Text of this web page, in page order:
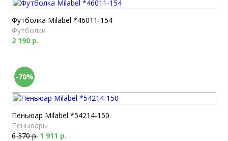
Футболка Milabel *46011-154
Футболки
2 190 р.
-70%
Пеньюар Milabel *54214-150
Пеньюары
6 370 р. 1 911 р.